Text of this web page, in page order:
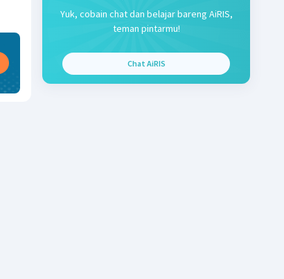
Yuk, cobain chat dan belajar bareng AiRIS,
teman pintarmu!
Chat AiRIS